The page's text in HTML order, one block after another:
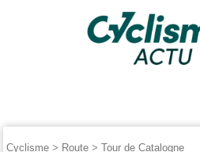
Cyclisme > Route >Tour de Catalogne